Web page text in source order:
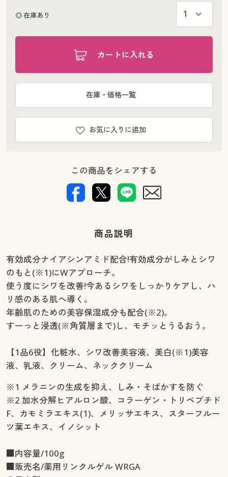
◎ 在庫あり
カートに入れる
お気に入りに追加
在庫・価格一覧
この商品をシェアする
商品説明
有効成分ナイアシンアミド配合!有効成分がしみとシワ
のもと(※1)にWアプローチ。
使う度にシワを改善!今あるシワをしっかりケアし、ハ
リ感のある肌へ導く。
年齢肌のための美容保湿成分も配合(※2)。
すーっと浸透(※角質層まで)し、モチッとうるおう。
【1品6役】化粧水、シワ改善美容液、美白(※1)美容
液、乳液、クリーム、ネッククリーム
※1 メラニンの生成を抑え、しみ・そばかすを防ぐ
※2 加水分解ヒアルロン酸、コラーゲン・トリペプチド
F、カモミラエキス(1)、メリッサエキス、スターフルー
ツ葉エキス、イノシット
■内容量/100g
■販売名/薬用リンクルゲル WRGA